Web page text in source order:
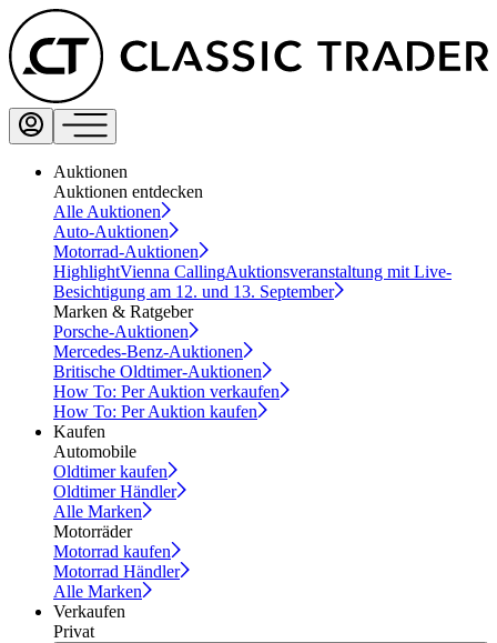
Auktionen
Auktionen entdecken
Alle Auktionen
Auto-Auktionen
Motorrad-Auktionen
HighlightVienna CallingAuktionsveranstaltung mit Live-
Besichtigung am 12. und 13. September
Marken & Ratgeber
Porsche-Auktionen
Mercedes-Benz-Auktionen
Britische Oldtimer-Auktionen
How To: Per Auktion verkaufen
How To: Per Auktion kaufen
Kaufen
Automobile
Oldtimer kaufen
Oldtimer Händler
Alle Marken
Motorräder
Motorrad kaufen
Motorrad Händler
Alle Marken
Verkaufen
Privat